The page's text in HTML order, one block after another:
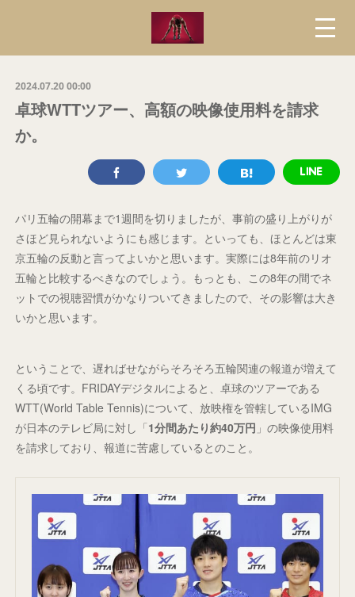
2024.07.20 00:00
卓球WTTツアー、高額の映像使用料を請求
か。
パリ五輪の開幕まで1週間を切りましたが、事前の盛り上がりが
さほど見られないようにも感じます。といっても、ほとんどは東
京五輪の反動と言ってよいかと思います。実際には8年前のリオ
五輪と比較するべきなのでしょう。もっとも、この8年の間でネ
ットでの視聴習慣がかなりついてきましたので、その影響は大き
いかと思います。
ということで、遅ればせながらそろそろ五輪関連の報道が増えて
くる頃です。FRIDAYデジタルによると、卓球のツアーである
WTT(World Table Tennis)について、放映権を管轄しているIMG
が日本のテレビ局に対し「1分間あたり約40万円 」の映像使用料
を請求しており、報道に苦慮しているとのこと。